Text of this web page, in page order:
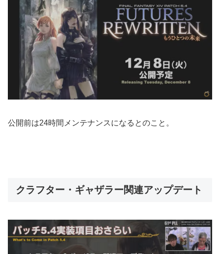
公開前は24時間メンテナンスになるとのこと。
クラフター・ギャザラー関連アップデート